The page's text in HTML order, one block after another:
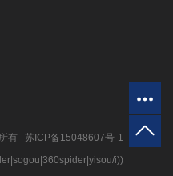
有 苏ICP备15048607号-1
i))